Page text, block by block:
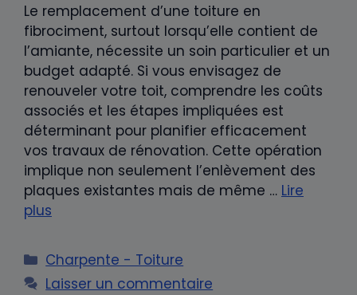
Le remplacement d’une toiture en
fibrociment, surtout lorsqu’elle contient de
l’amiante, nécessite un soin particulier et un
budget adapté. Si vous envisagez de
renouveler votre toit, comprendre les coûts
associés et les étapes impliquées est
déterminant pour planifier efficacement
vos travaux de rénovation. Cette opération
implique non seulement l’enlèvement des
plaques existantes mais de même … Lire
plus
Catégories
Charpente - Toiture
Laisser un commentaire